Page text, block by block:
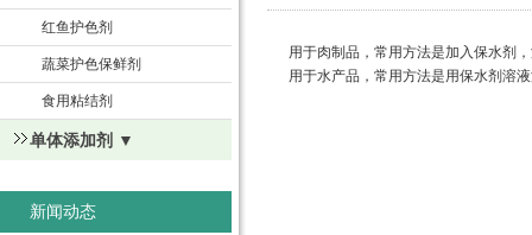
红鱼护色剂
蔬菜护色保鲜剂
食用粘结剂
单体添加剂 ▼
新闻动态
用于肉制品，常用方法是加入保水剂
用于水产品，常用方法是用保水剂溶